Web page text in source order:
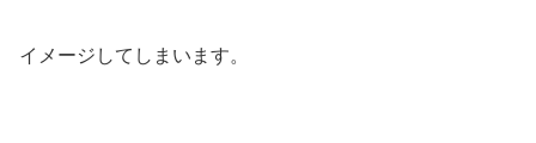
イメージしてしまいます。